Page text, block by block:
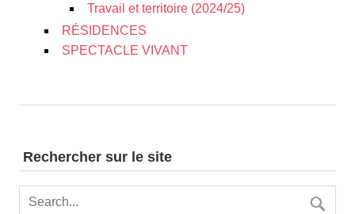
Travail et territoire (2024/25)
RÉSIDENCES
SPECTACLE VIVANT
Rechercher sur le site